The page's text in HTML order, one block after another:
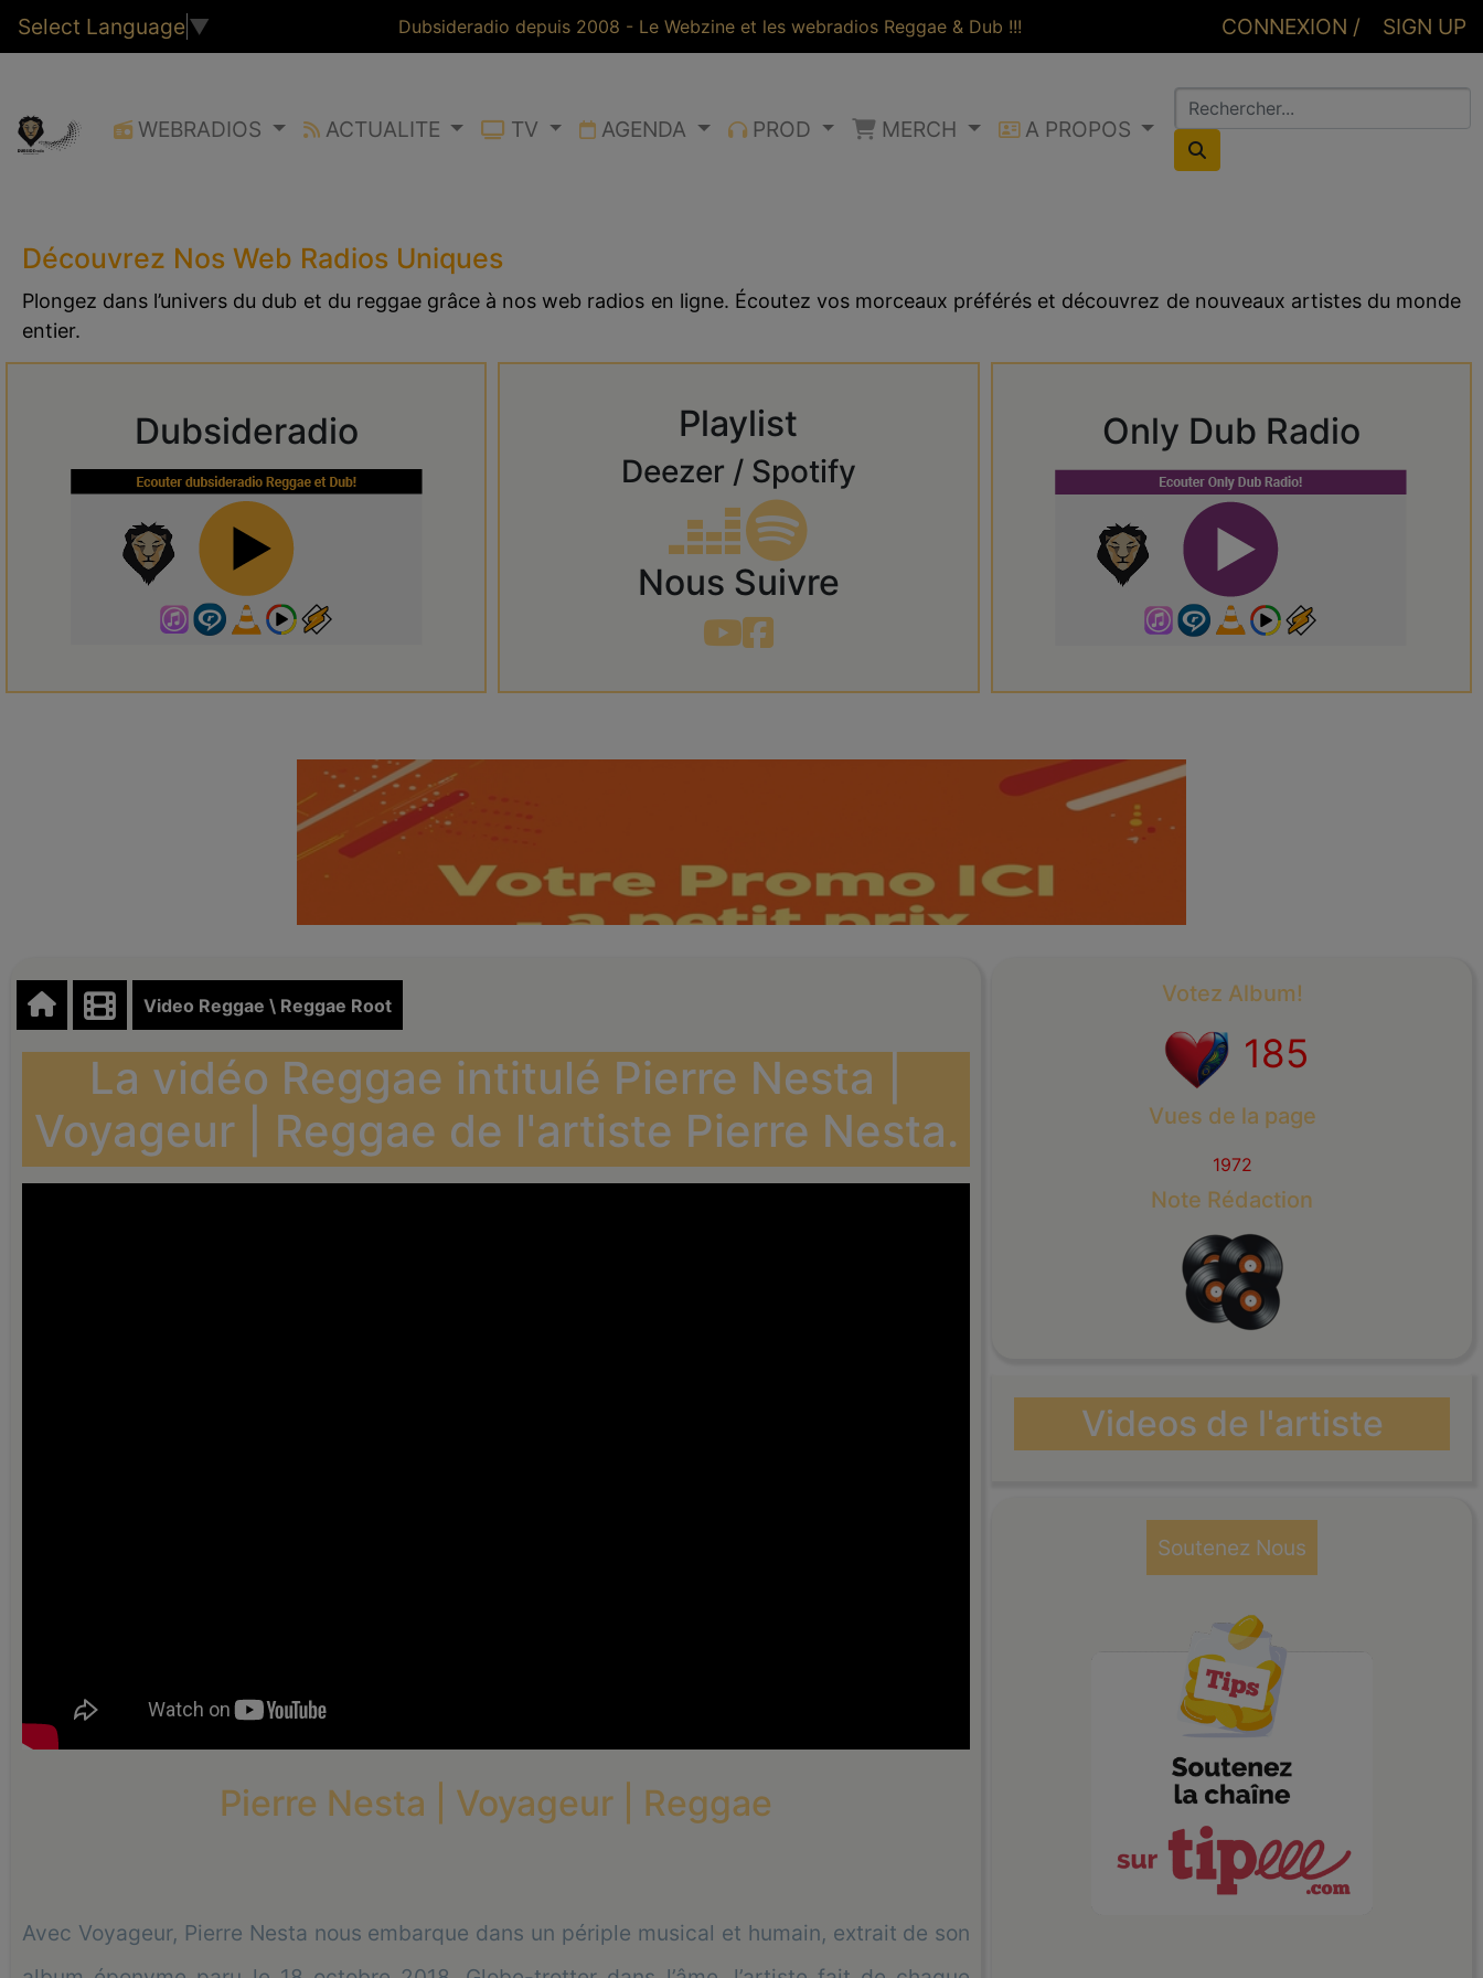
Select Language ▼ Dubsideradio depuis 2008 - Le Webzine et les webradios Reggae & Dub !!! CONNEXION / SIGN UP
WEBRADIOS ACTUALITE TV AGENDA PROD MERCH A PROPOS
Découvrez Nos Web Radios Uniques
Plongez dans l’univers du dub et du reggae grâce à nos web radios en ligne. Écoutez vos morceaux préférés et découvrez de nouveaux artistes du monde
entier.
Dubsideradio Playlist
Deezer / Spotify
Nous Suivre
Only Dub Radio
Video Reggae \ Reggae Root
La vidéo Reggae intitulé Pierre Nesta |
Voyageur | Reggae de l'artiste Pierre Nesta.
Pierre Nesta | Voyageur | Reggae
Avec Voyageur, Pierre Nesta nous embarque dans un périple musical et humain, extrait de son
Votez Album!
185
Vues de la page
1972
Note Rédaction
Videos de l'artiste
Soutenez Nous